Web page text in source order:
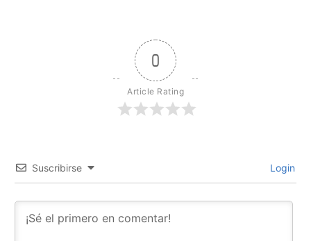
0
Article Rating
Suscribirse Login